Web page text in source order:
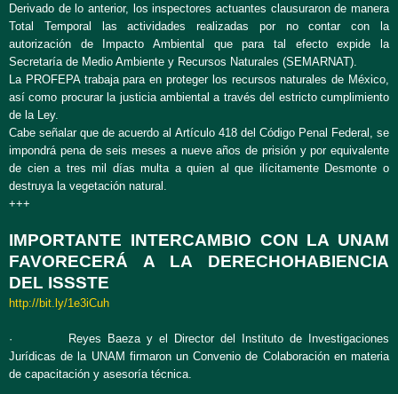
Derivado de lo anterior, los inspectores actuantes clausuraron de manera
Total Temporal las actividades realizadas por no contar con la
autorización de Impacto Ambiental que para tal efecto expide la
Secretaría de Medio Ambiente y Recursos Naturales (SEMARNAT).
La PROFEPA trabaja para en proteger los recursos naturales de México,
así como procurar la justicia ambiental a través del estricto cumplimiento
de la Ley.
Cabe señalar que de acuerdo al Artículo 418 del Código Penal Federal, se
impondrá pena de seis meses a nueve años de prisión y por equivalente
de cien a tres mil días multa a quien al que ilícitamente Desmonte o
destruya la vegetación natural.
+++
IMPORTANTE INTERCAMBIO CON LA UNAM
FAVORECERÁ A LA DERECHOHABIENCIA
DEL ISSSTE
http://bit.ly/1e3iCuh
· Reyes Baeza y el Director del Instituto de Investigaciones
Jurídicas de la UNAM firmaron un Convenio de Colaboración en materia
de capacitación y asesoría técnica.